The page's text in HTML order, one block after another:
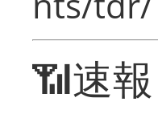
📶速